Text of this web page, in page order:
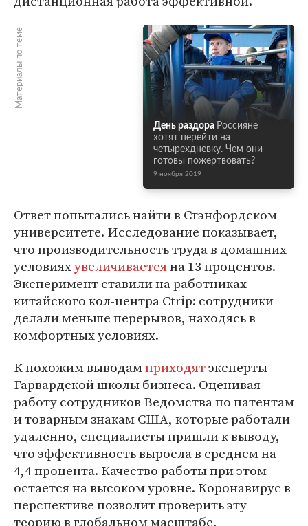
Материалы по теме
День раздора Россияне
хотят перейти на
четырехдневку. Чем они
готовы пожертвовать?
9 ноября 2019
Ответ попытались найти в Стэнфордском
университете. Исследование показывает,
что производительность труда в домашних
условияхувеличиваетсяна 13 процентов.
Эксперимент ставили на работниках
китайского кол-центра Ctrip: сотрудники
делали меньше перерывов, находясь в
комфортных условиях.
К похожим выводамприходятэксперты
Гарвардской школы бизнеса. Оценивая
работу сотрудников Ведомства по патентам
и товарным знакам США, которые работали
удаленно, специалисты пришли к выводу,
что эффективность выросла в среднем на
4,4 процента. Качество работы при этом
остается на высоком уровне. Коронавирус в
перспективе позволит проверить эту
теорию в глобальном масштабе.